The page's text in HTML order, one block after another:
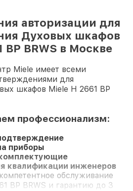
авторизации для
Духовых шкафов
BP BRWS в Москве
Miele имеет всеми
для
шкафов Miele H 2661 BP
профессионализм:
приборы
квалификации инженеров
обслуживание
BP BRWS и гарантию до 3